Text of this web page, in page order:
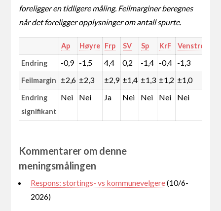
foreligger en tidligere måling. Feilmarginer beregnes
når det foreligger opplysninger om antall spurte.
Ap Høyre Frp SV Sp KrF Venstre
Endring -0,9 -1,5 4,4 0,2 -1,4 -0,4 -1,3
Feilmargin ±2,6 ±2,3 ±2,9 ±1,4 ±1,3 ±1,2 ±1,0
Endring
signifikant
Nei Nei Ja Nei Nei Nei Nei
Kommentarer om denne
meningsmålingen
Respons: stortings- vs kommunevelgere(10/6-
2026)